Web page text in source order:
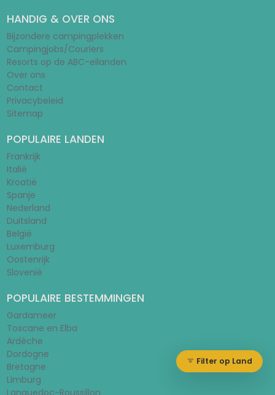
Filter op Land
HANDIG & OVER ONS
Bijzondere campingplekken
Campingjobs/Couriers
Resorts op de ABC-eilanden
Over ons
Contact
Privacybeleid
Sitemap
POPULAIRE LANDEN
Frankrijk
Italië
Kroatië
Spanje
Nederland
Duitsland
België
Luxemburg
Oostenrijk
Slovenië
POPULAIRE BESTEMMINGEN
Gardameer
Toscane en Elba
Ardèche
Dordogne
Bretagne
Limburg
Languedoc-Roussillon